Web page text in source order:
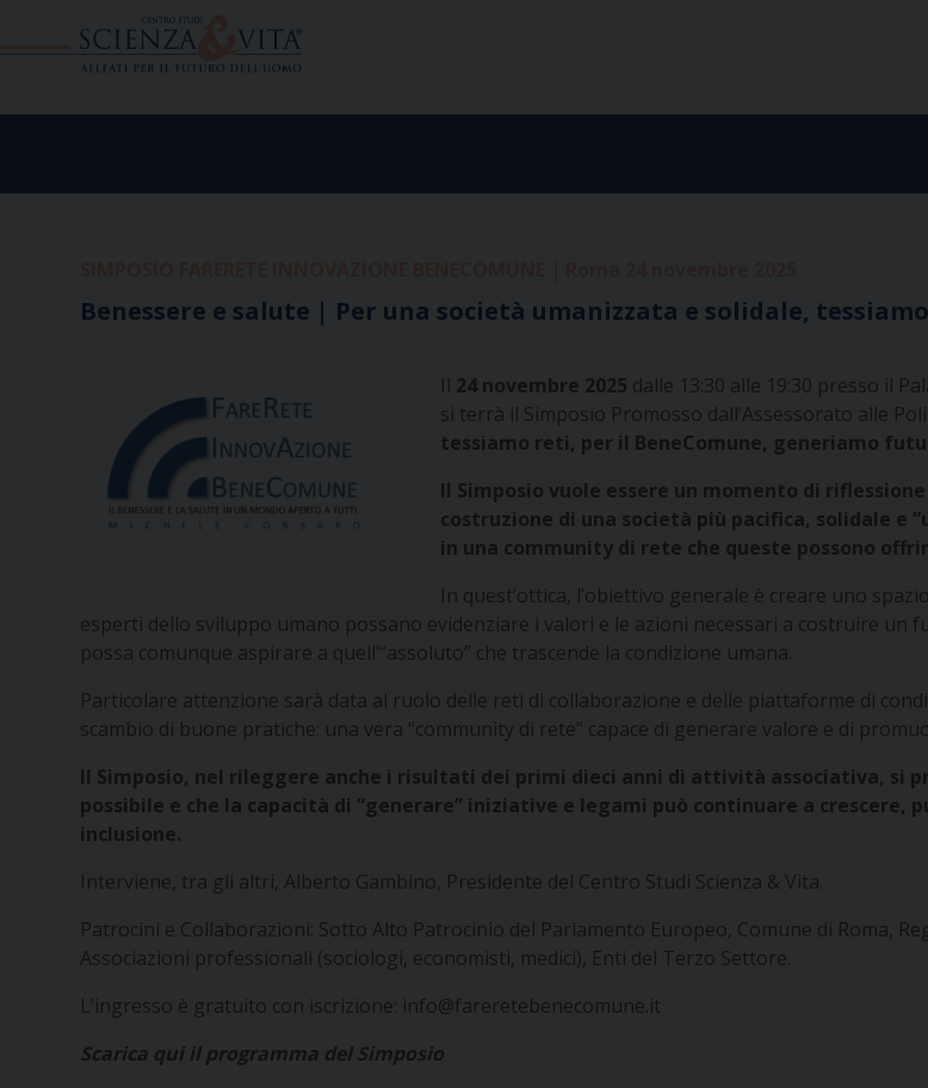
Benessere e salute | Per una società umanizzata e solidale,
Il 24 novembre 2025 dalle 13:30 alle 19:30 presso il
si terrà il Simposio Promosso dall’Assessorato alle
tessiamo reti, per il BeneComune, generiamo
Il Simposio vuole essere un momento di
costruzione di una società più pacifica, solidale e
in una community di rete che queste possono
In quest’ottica, l’obiettivo generale è creare uno
esperti dello sviluppo umano possano evidenziare i valori e le azioni necessari a costruire un
possa comunque aspirare a quell’“assoluto” che trascende la condizione umana.
Particolare attenzione sarà data al ruolo delle reti di collaborazione e delle piattaforme di
scambio di buone pratiche: una vera “community di rete” capace di generare valore e di
Il Simposio, nel rileggere anche i risultati dei primi dieci anni di attività associativa, si
possibile e che la capacità di “generare” iniziative e legami può continuare a crescere,
inclusione.
Interviene, tra gli altri, Alberto Gambino, Presidente del Centro Studi Scienza & Vita.
Patrocini e Collaborazioni: Sotto Alto Patrocinio del Parlamento Europeo, Comune di Roma,
Associazioni professionali (sociologi, economisti, medici), Enti del Terzo Settore.
L’ingresso è gratuito con iscrizione: info@fareretebenecomune.it
Scarica qui il programma del Simposio